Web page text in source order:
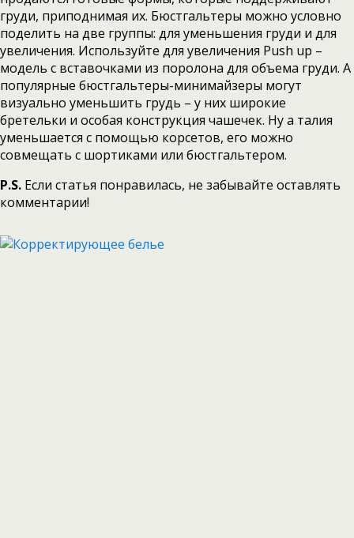
груди, приподнимая их. Бюстгальтеры можно условно
поделить на две группы: для уменьшения груди и для
увеличения. Используйте для увеличения Push up –
модель с вставочками из поролона для объема груди. А
популярные бюстгальтеры-минимайзеры могут
визуально уменьшить грудь – у них широкие
бретельки и особая конструкция чашечек. Ну а талия
уменьшается с помощью корсетов, его можно
совмещать с шортиками или бюстгальтером.
P.S. Если статья понравилась, не забывайте оставлять
комментарии!